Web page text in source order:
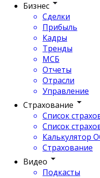
Бизнес
Сделки
Прибыль
Кадры
Тренды
МСБ
Отчеты
Отрасли
Управление
Страхование
Список
Список
Калькулятор
Страхование
Видео
Подкасты